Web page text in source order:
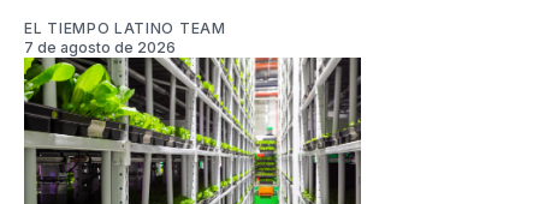
EL TIEMPO LATINO TEAM
7 de agosto de 2026